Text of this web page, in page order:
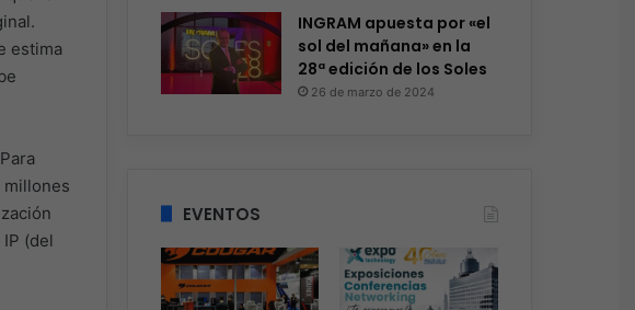
estima
millones
(del
INGRAM apuesta por «el
sol del mañana» en la
28ª edición de los Soles
26 de marzo de 2024
EVENTOS